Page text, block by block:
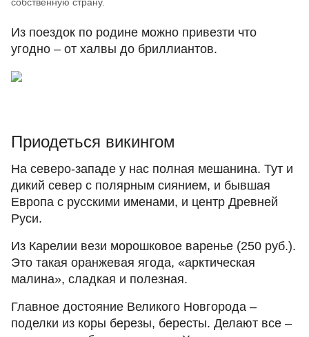
Из поездок по родине можно привезти что
угодно ‒ от халвы до бриллиантов.
Приодеться викингом
На северо-западе у нас полная мешанина. Тут и
дикий север с полярным сиянием, и бывшая
Европа с русскими именами, и центр Древней
Руси.
Из Карелии вези морошковое варенье (250 руб.).
Это такая оранжевая ягода, «арктическая
малина», сладкая и полезная.
Главное достояние Великого Новгорода –
поделки из коры березы, бересты. Делают все –